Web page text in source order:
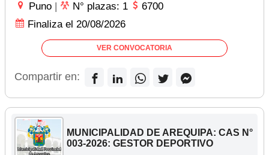
Puno | N° plazas: 1
6700
Finaliza el 20/08/2026
VER CONVOCATORIA
Compartir en:
MUNICIPALIDAD DE AREQUIPA: CAS N°
003-2026: GESTOR DEPORTIVO